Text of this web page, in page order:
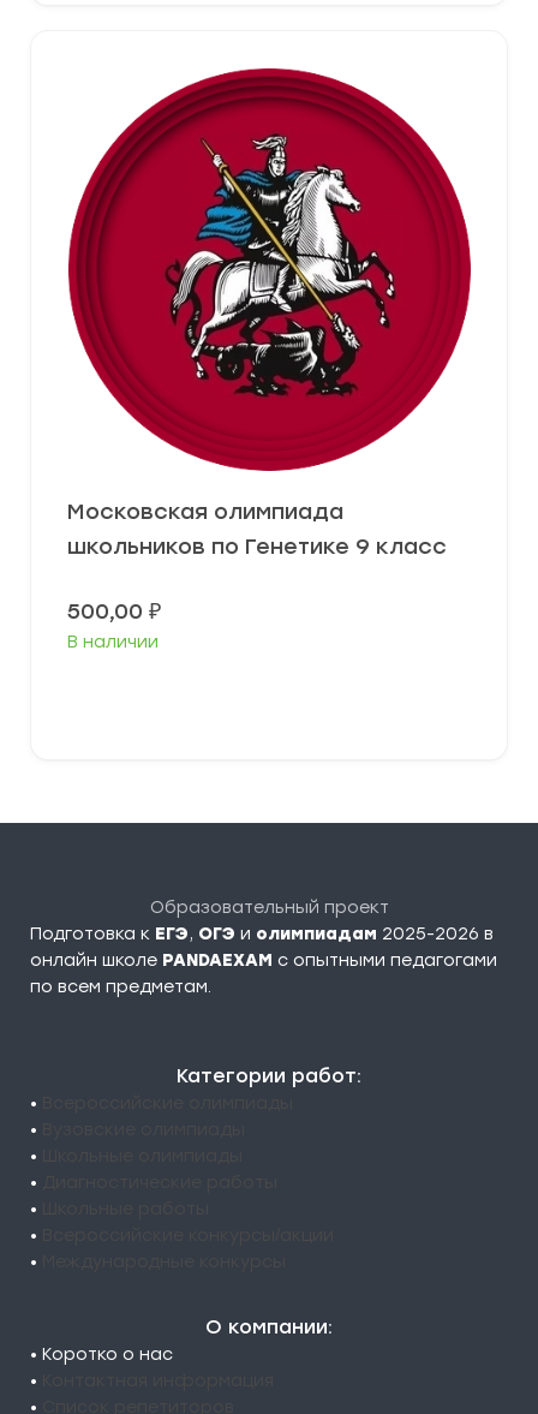
Московская олимпиада
школьников по Генетике 9 класс
500,00 ₽
В наличии
Образовательный проект
Подготовка к ЕГЭ, ОГЭ и олимпиадам 2025-2026 в
онлайн школе PANDAEXAM c опытными педагогами
по всем предметам.
Категории работ:
•
•
•
•
•
•
•
О компании:
• Коротко о нас
•
•